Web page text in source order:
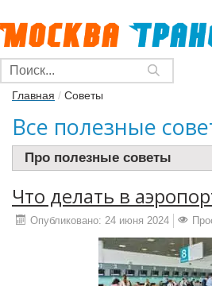
Главная / Советы
Все полезные
Про полезные советы
Что делать в
Опубликовано: 24 июня 2024